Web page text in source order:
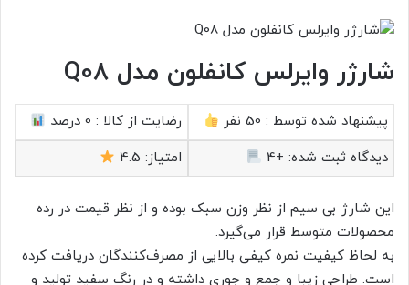
شارژر وایرلس کانفلون مدل Q08
پیشنهاد شده توسط : 50 نفر رضایت از کالا : 0 درصد
دیدگاه ثبت شده: +4 امتیاز: 4.5
این شارژ بی سیم از نظر وزن سبک بوده و از نظر قیمت در رده
محصولات متوسط قرار می‌گیرد.
به لحاظ کیفیت نمره کیفی بالایی از مصرف‌کنندگان دریافت کرده
است. طراحی زیبا و جمع و جوری داشته و در رنگ سفید تولید و